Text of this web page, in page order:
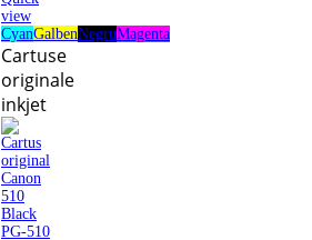
view
CyanGalbenNegruMagenta
Cartuse
originale
inkjet